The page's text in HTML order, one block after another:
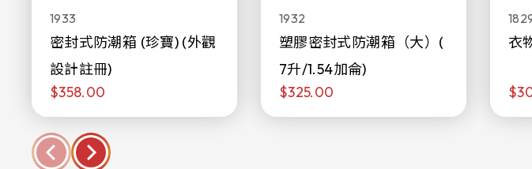
1933
密封式防潮箱 (珍寶) (外觀
設計註冊)
$358.00
1932
塑膠密封式防潮箱（大）(
7升/1.54加侖)
$325.00
衣